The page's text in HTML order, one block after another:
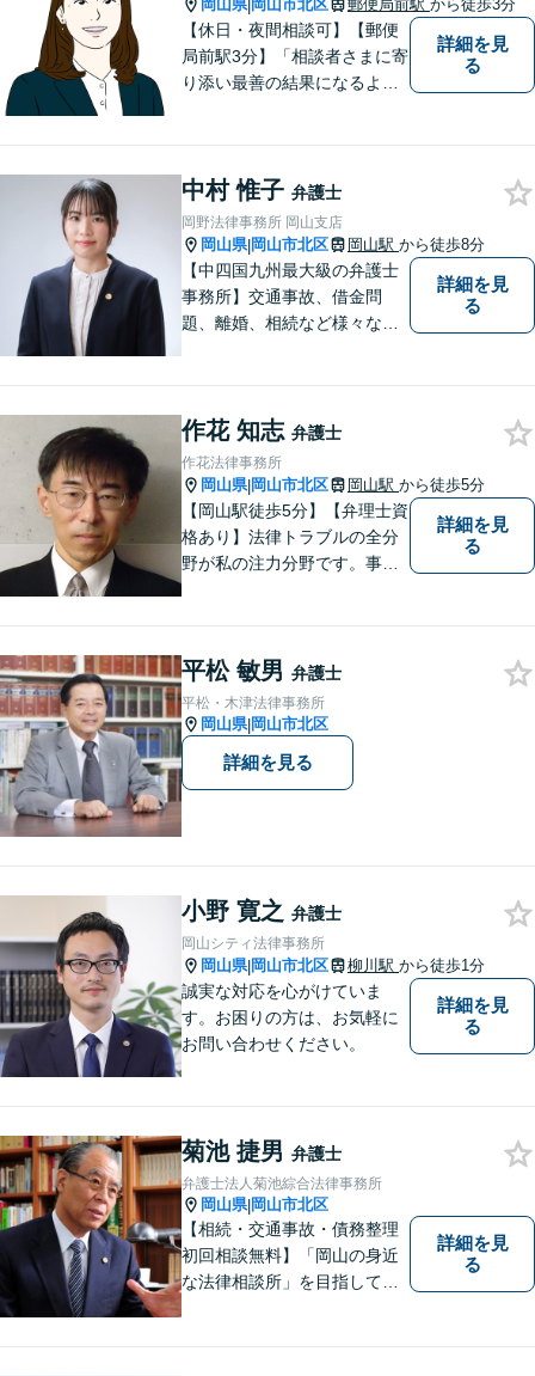
岡山県| 岡山市北区 郵便局前駅 から徒歩3分
【休日・夜間相談可】【郵便
局前駅3分】「相談者さまに寄
り添い最善の結果になるよう
よる不当な取り調べや身体拘
束から、依頼者さまの利益を
守ります【完全個室相談】
詳細を見
る
中村 惟子 弁護士
岡野法律事務所 岡山支店
岡山県|岡山市北区 岡山駅 から徒歩8分
【中四国九州最大級の弁護士
事務所】交通事故、借金問
題、離婚、相続など様々な問
い！
詳細を見
る
作花 知志 弁護士
作花法律事務所
岡山県|岡山市北区 岡山駅 から徒歩5分
【岡山駅徒歩5分】【弁理士資
格あり】法律トラブルの全分
野が私の注力分野です。事務
ラス対応】【後払い対応】
【日弁連国際人権問題委員会
所属】お困りの方は、お気軽
にご相談下さい。
詳細を見
る
平松 敏男 弁護士
平松・木津法律事務所
岡山県|岡山市北区
詳細を見る
小野 寛之 弁護士
岡山シティ法律事務所
岡山県|岡山市北区 柳川駅 から徒歩1分
誠実な対応を心がけていま
す。お困りの方は、お気軽に
お問い合わせください。
詳細を見
る
菊池 捷男 弁護士
弁護士法人菊池綜合法律事務所
岡山県|岡山市北区
【相続・交通事故・債務整理
初回相談無料】「岡山の身近
な法律相談所」を目指してい
詳細を見
る